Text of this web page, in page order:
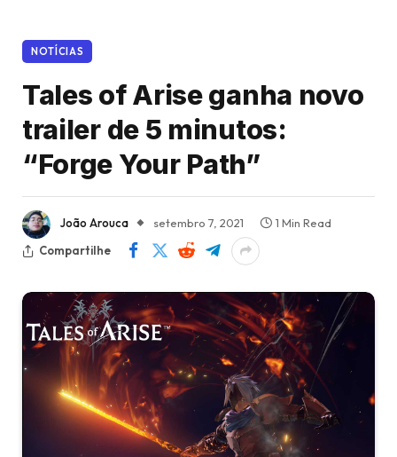
NOTÍCIAS
Tales of Arise ganha novo
trailer de 5 minutos:
“Forge Your Path”
João Arouca setembro 7, 2021
1 Min Read
Compartilhe